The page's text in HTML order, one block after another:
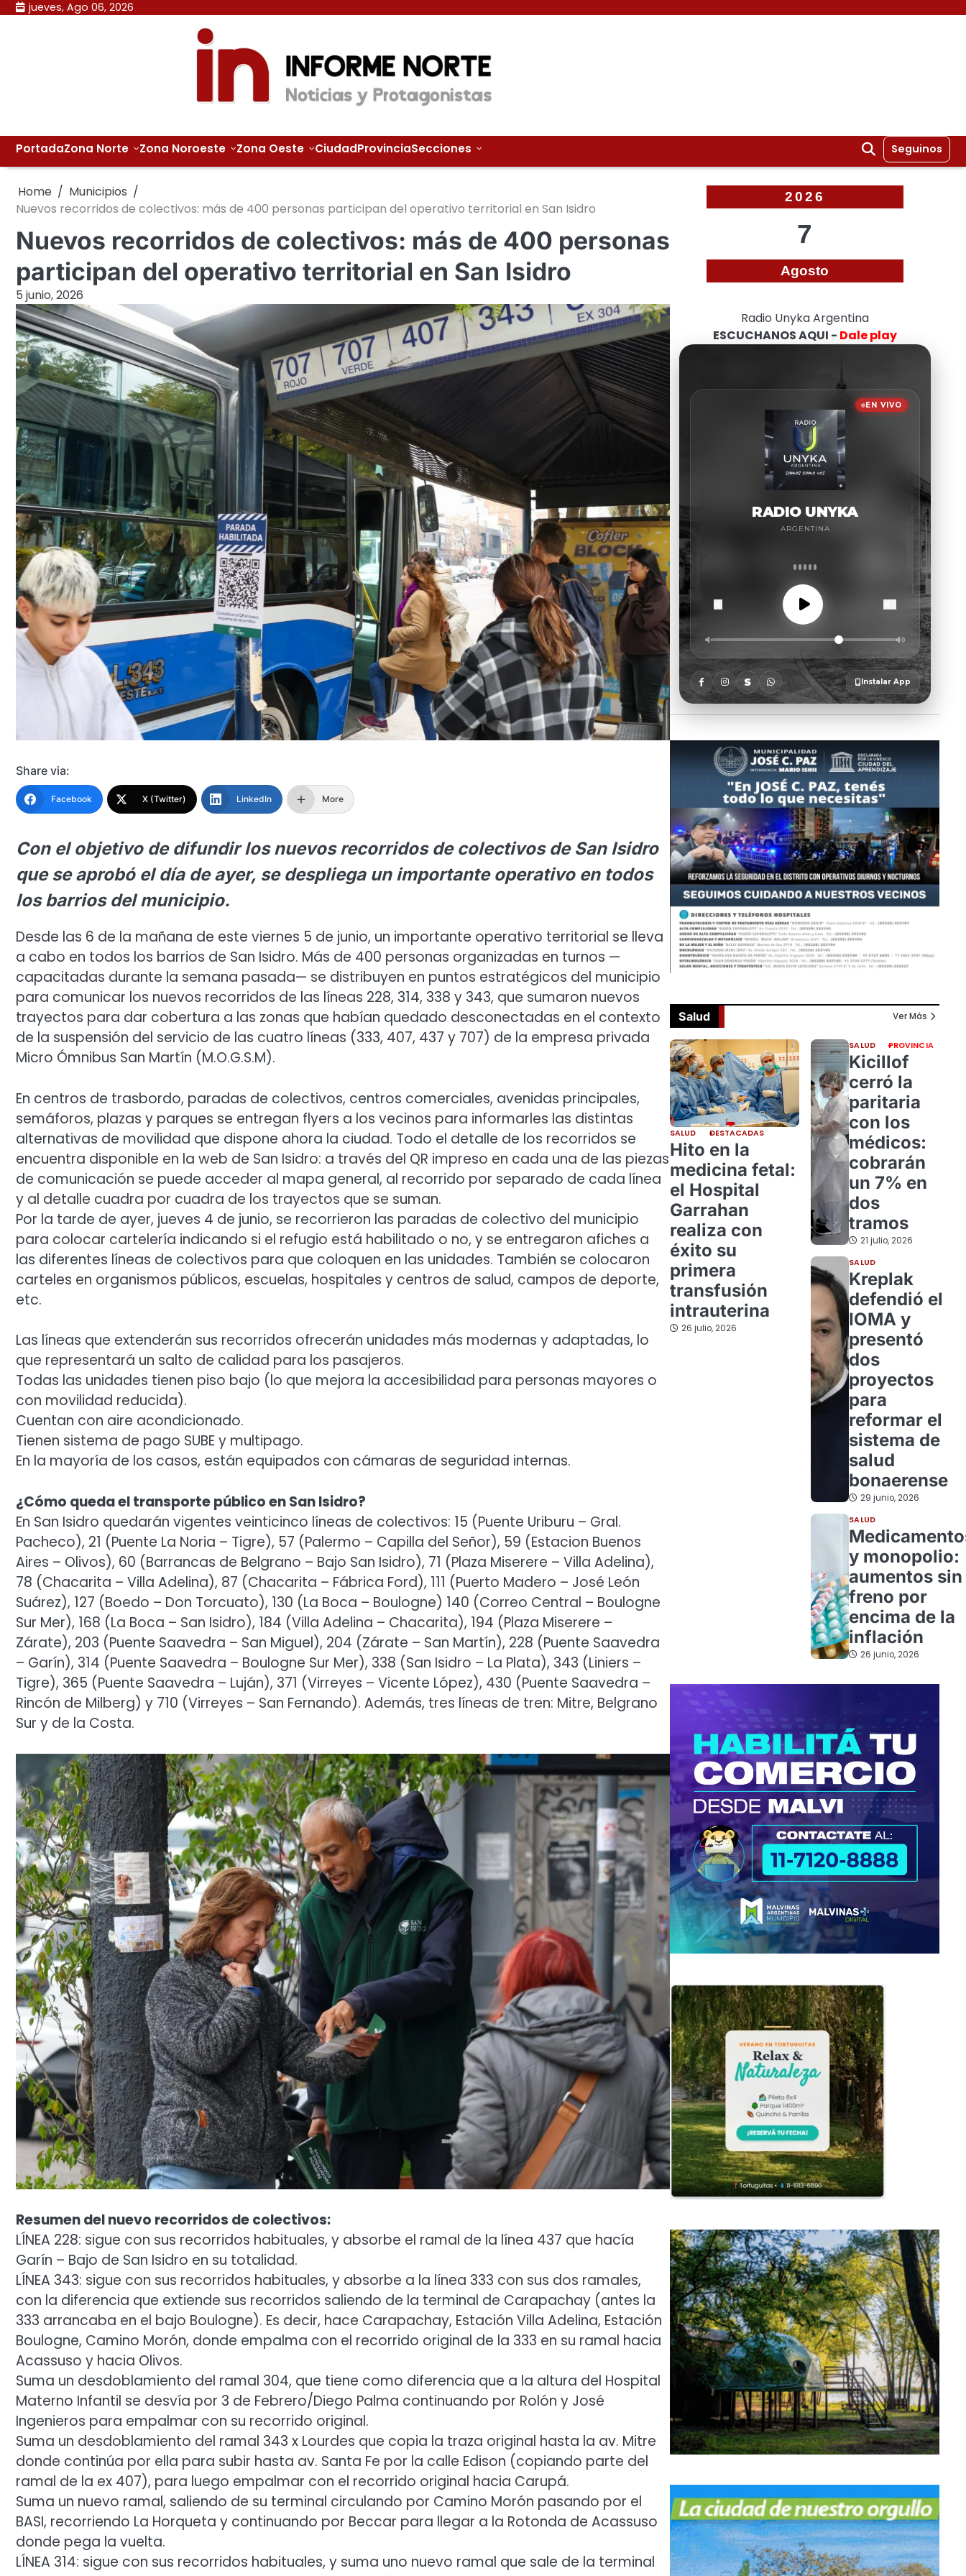
Skip jueves, Ago 06, 2026
PortadaZona Norte Zona Noroeste Zona Oeste CiudadProvinciaSecciones Seguinos
Home
Municipios
Nuevos recorridos de colectivos: más de 400 personas participan del operativo territorial en San Isidro
Nuevos recorridos de colectivos: más de 400 personas
participan del operativo territorial en San Isidro
5 junio, 2026
Share via:
Facebook X (Twitter) LinkedIn More
Con el objetivo de difundir los nuevos recorridos de colectivos de San Isidro
que se aprobó el día de ayer, se despliega un importante operativo en todos
los barrios del municipio.
Desde las 6 de la mañana de este viernes 5 de junio, un importante operativo territorial se lleva
a cabo en todos los barrios de San Isidro. Más de 400 personas organizadas en turnos —
capacitadas durante la semana pasada— se distribuyen en puntos estratégicos del municipio
para comunicar los nuevos recorridos de las líneas 228, 314, 338 y 343, que sumaron nuevos
trayectos para dar cobertura a las zonas que habían quedado desconectadas en el contexto
de la suspensión del servicio de las cuatro líneas (333, 407, 437 y 707) de la empresa privada
Micro Ómnibus San Martín (M.O.G.S.M).
En centros de trasbordo, paradas de colectivos, centros comerciales, avenidas principales,
semáforos, plazas y parques se entregan flyers a los vecinos para informarles las distintas
alternativas de movilidad que dispone ahora la ciudad. Todo el detalle de los recorridos se
encuentra disponible en la web de San Isidro: a través del QR impreso en cada una de las piezas
de comunicación se puede acceder al mapa general, al recorrido por separado de cada línea
y al detalle cuadra por cuadra de los trayectos que se suman.
Por la tarde de ayer, jueves 4 de junio, se recorrieron las paradas de colectivo del municipio
para colocar cartelería indicando si el refugio está habilitado o no, y se entregaron afiches a
las diferentes líneas de colectivos para que coloquen en las unidades. También se colocaron
carteles en organismos públicos, escuelas, hospitales y centros de salud, campos de deporte,
etc.
Las líneas que extenderán sus recorridos ofrecerán unidades más modernas y adaptadas, lo
que representará un salto de calidad para los pasajeros.
Todas las unidades tienen piso bajo (lo que mejora la accesibilidad para personas mayores o
con movilidad reducida).
Cuentan con aire acondicionado.
Tienen sistema de pago SUBE y multipago.
En la mayoría de los casos, están equipados con cámaras de seguridad internas.
¿Cómo queda el transporte público en San Isidro?
En San Isidro quedarán vigentes veinticinco líneas de colectivos: 15 (Puente Uriburu – Gral.
Pacheco), 21 (Puente La Noria – Tigre), 57 (Palermo – Capilla del Señor), 59 (Estacion Buenos
Aires – Olivos), 60 (Barrancas de Belgrano – Bajo San Isidro), 71 (Plaza Miserere – Villa Adelina),
78 (Chacarita – Villa Adelina), 87 (Chacarita – Fábrica Ford), 111 (Puerto Madero – José León
Suárez), 127 (Boedo – Don Torcuato), 130 (La Boca – Boulogne) 140 (Correo Central – Boulogne
Sur Mer), 168 (La Boca – San Isidro), 184 (Villa Adelina – Chacarita), 194 (Plaza Miserere –
Zárate), 203 (Puente Saavedra – San Miguel), 204 (Zárate – San Martín), 228 (Puente Saavedra
– Garín), 314 (Puente Saavedra – Boulogne Sur Mer), 338 (San Isidro – La Plata), 343 (Liniers –
Tigre), 365 (Puente Saavedra – Luján), 371 (Virreyes – Vicente López), 430 (Puente Saavedra –
Rincón de Milberg) y 710 (Virreyes – San Fernando). Además, tres líneas de tren: Mitre, Belgrano
Sur y de la Costa.
Resumen del nuevo recorridos de colectivos:
LÍNEA 228: sigue con sus recorridos habituales, y absorbe el ramal de la línea 437 que hacía
Garín – Bajo de San Isidro en su totalidad.
LÍNEA 343: sigue con sus recorridos habituales, y absorbe a la línea 333 con sus dos ramales,
con la diferencia que extiende sus recorridos saliendo de la terminal de Carapachay (antes la
333 arrancaba en el bajo Boulogne). Es decir, hace Carapachay, Estación Villa Adelina, Estación
Boulogne, Camino Morón, donde empalma con el recorrido original de la 333 en su ramal hacia
Acassuso y hacia Olivos.
Suma un desdoblamiento del ramal 304, que tiene como diferencia que a la altura del Hospital
Materno Infantil se desvía por 3 de Febrero/Diego Palma continuando por Rolón y José
Ingenieros para empalmar con su recorrido original.
Suma un desdoblamiento del ramal 343 x Lourdes que copia la traza original hasta la av. Mitre
donde continúa por ella para subir hasta av. Santa Fe por la calle Edison (copiando parte del
ramal de la ex 407), para luego empalmar con el recorrido original hacia Carupá.
Suma un nuevo ramal, saliendo de su terminal circulando por Camino Morón pasando por el
BASI, recorriendo La Horqueta y continuando por Beccar para llegar a la Rotonda de Acassuso
donde pega la vuelta.
LÍNEA 314: sigue con sus recorridos habituales, y suma uno nuevo ramal que sale de la terminal
2026
7
Agosto
Radio Unyka Argentina
ESCUCHANOS AQUI - Dale play
Salud Ver Más
SALUD DESTACADAS
Hito en la
medicina fetal:
el Hospital
Garrahan
realiza con
éxito su
primera
transfusión
intrauterina
26 julio, 2026
SALUD PROVINCIA
Kicillof
cerró la
paritaria
con los
médicos:
cobrarán
un 7% en
dos
tramos
21 julio, 2026
SALUD
Kreplak
defendió el
IOMA y
presentó
dos
proyectos
para
reformar el
sistema de
salud
bonaerense
29 junio, 2026
SALUD
y monopolio:
aumentos sin
freno por
encima de la
inflación
26 junio, 2026